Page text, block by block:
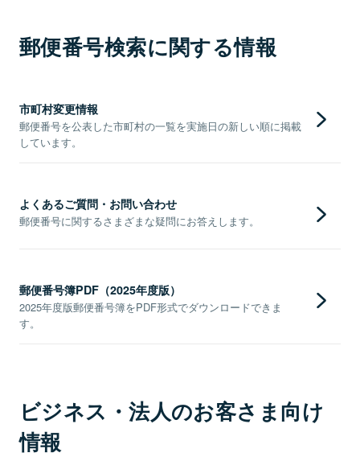
郵便番号検索に関する情報
市町村変更情報
郵便番号を公表した市町村の一覧を実施日の新しい順に掲載
しています。
よくあるご質問・お問い合わせ
郵便番号に関するさまざまな疑問にお答えします。
郵便番号簿PDF（2025年度版）
2025年度版郵便番号簿をPDF形式でダウンロードできま
す。
ビジネス・法人のお客さま向け
情報